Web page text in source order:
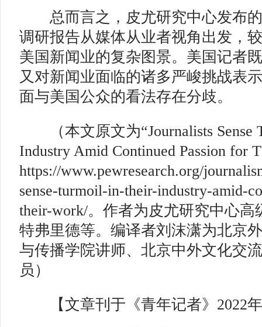
总而言之，皮尤研究中心发布的
调研报告从媒体从业者视角出发，
美国新闻业的复杂图景。美国记者
又对新闻业面临的诸多严峻挑战表
面与美国公众的看法存在分歧。
（本文原文为“Journalists Sense
Industry Amid Continued Passion for
https://www.pewresearch.org/
sense-turmoil-in-their-industry-amid-
their-work/。作者为皮尤研究中心高
特弗里德等。编译者刘沫潇为北京
与传播学院讲师、北京中外文化交
员）
【文章刊于《青年记者》2022年